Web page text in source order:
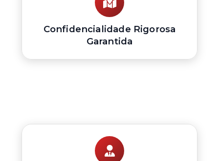
Confidencialidade Rigorosa
Garantida